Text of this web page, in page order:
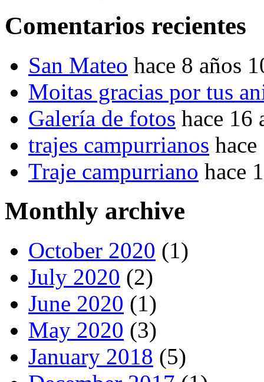
Comentarios recientes
San Mateo hace 8 años
Moitas gracias por tus
Galería de fotos hace 16
trajes campurrianos
Traje campurriano hace
Monthly archive
October 2020 (1)
July 2020 (2)
June 2020 (1)
May 2020 (3)
January 2018 (5)